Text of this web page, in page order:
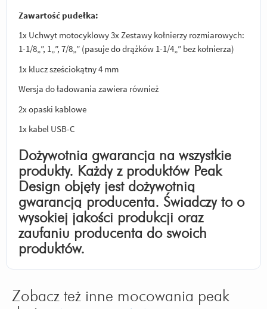
Zawartość pudełka:
1x Uchwyt motocyklowy 3x Zestawy kołnierzy rozmiarowych:
1-1/8„”, 1„”, 7/8„” (pasuje do drążków 1-1/4„” bez kołnierza)
1x klucz sześciokątny 4 mm
Wersja do ładowania zawiera również
2x opaski kablowe
1x kabel USB-C
Dożywotnia gwarancja na wszystkie
produkty. Każdy z produktów Peak
Design objęty jest dożywotnią
gwarancją producenta. Świadczy to o
wysokiej jakości produkcji oraz
zaufaniu producenta do swoich
produktów.
Zobacz też inne mocowania peak